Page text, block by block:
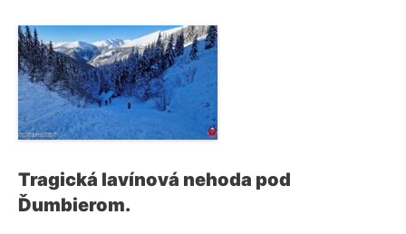
Tragická lavínová nehoda pod
Ďumbierom.